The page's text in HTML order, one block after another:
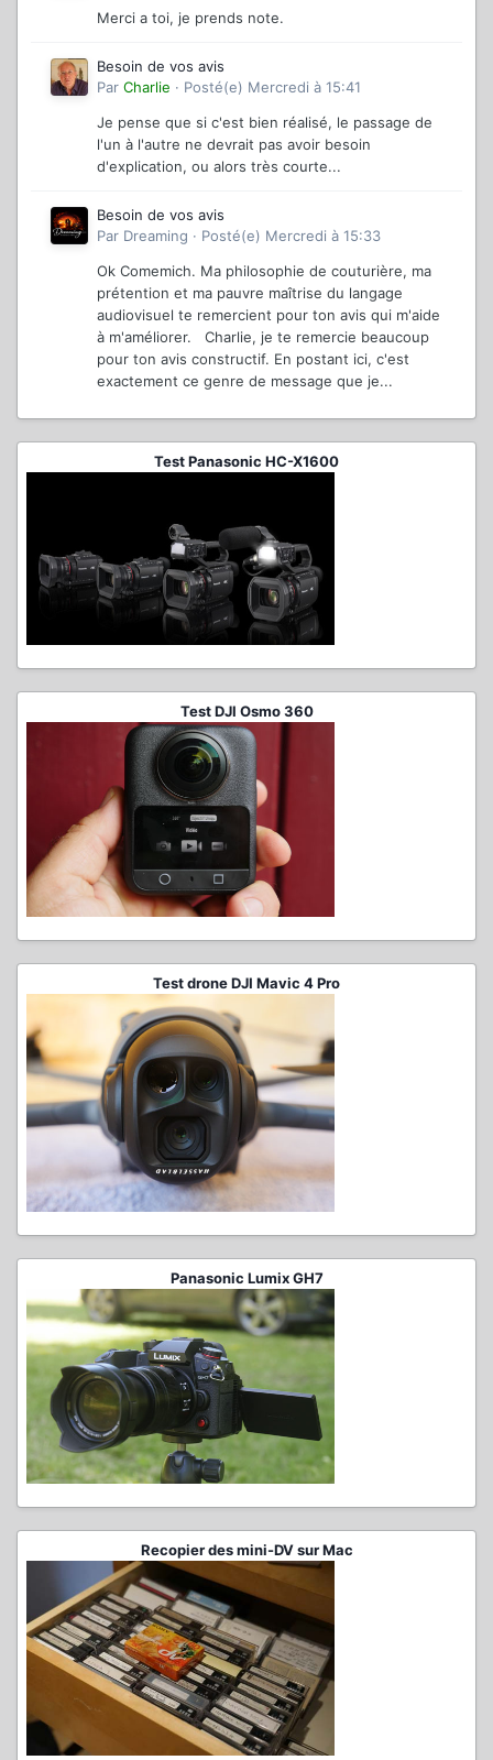
Merci a toi, je prends note.
Besoin de vos avis
Par Charlie · Posté(e) Mercredi à 15:41
Je pense que si c'est bien réalisé, le passage de
l'un à l'autre ne devrait pas avoir besoin
d'explication, ou alors très courte...
Besoin de vos avis
Par Dreaming · Posté(e) Mercredi à 15:33
Ok Comemich. Ma philosophie de couturière, ma
prétention et ma pauvre maîtrise du langage
audiovisuel te remercient pour ton avis qui m'aide
à m'améliorer. Charlie, je te remercie beaucoup
pour ton avis constructif. En postant ici, c'est
exactement ce genre de message que je...
Test Panasonic HC-X1600
Test DJI Osmo 360
Test drone DJI Mavic 4 Pro
Panasonic Lumix GH7
Recopier des mini-DV sur Mac